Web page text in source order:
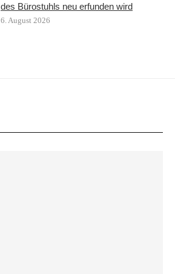
des Bürostuhls neu erfunden wird
6. August 2026